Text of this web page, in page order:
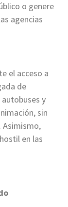
o genere
agencias
el acceso a
de
y
sin
en las